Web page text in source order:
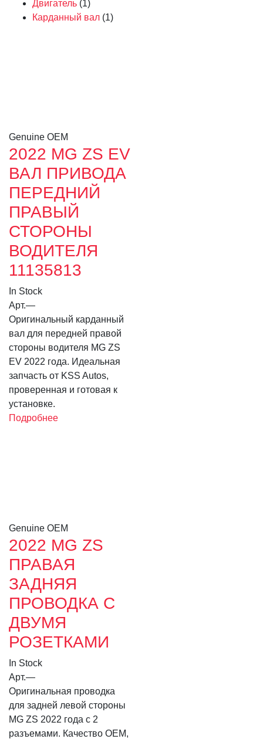
Двигатель (1)
Карданный вал (1)
Genuine OEM
2022 MG ZS EV
ВАЛ ПРИВОДА
ПЕРЕДНИЙ
ПРАВЫЙ
СТОРОНЫ
ВОДИТЕЛЯ
11135813
In Stock
Арт.—
Оригинальный карданный
вал для передней правой
стороны водителя MG ZS
EV 2022 года. Идеальная
запчасть от KSS Autos,
проверенная и готовая к
установке.
Подробнее
Genuine OEM
2022 MG ZS
ПРАВАЯ
ЗАДНЯЯ
ПРОВОДКА С
ДВУМЯ
РОЗЕТКАМИ
In Stock
Арт.—
Оригинальная проводка
для задней левой стороны
MG ZS 2022 года с 2
разъемами. Качество OEM,